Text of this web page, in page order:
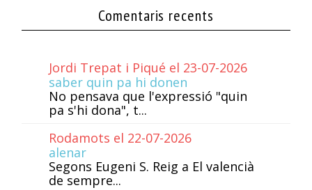
Comentaris recents
Jordi Trepat i Piqué el 23-07-2026
saber quin pa hi donen
No pensava que l'expressió "quin
pa s'hi dona", t...
Rodamots el 22-07-2026
alenar
Segons Eugeni S. Reig a El valencià
de sempre...